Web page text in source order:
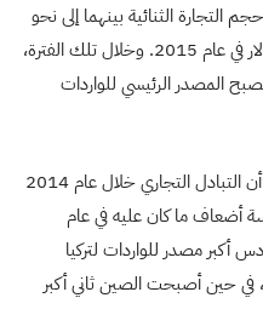
وصل إجمالي حجم التجارة الثنائية بينهما إلى نحو
1.4 مليار دولار بينما بلغ 27.3 مليار دولار في عام 2015. وخلال تلك الفترة،
المصدر الرئيسي للواردات
وقد أظهرت الإحصاءات الرسمية التركية أن التبادل التجاري خلال عام 2014
أي خمسة أضعاف ما كان عليه في عام
أكبر مصدر للواردات لتركيا
في حين أصبحت الصين ثاني أكبر